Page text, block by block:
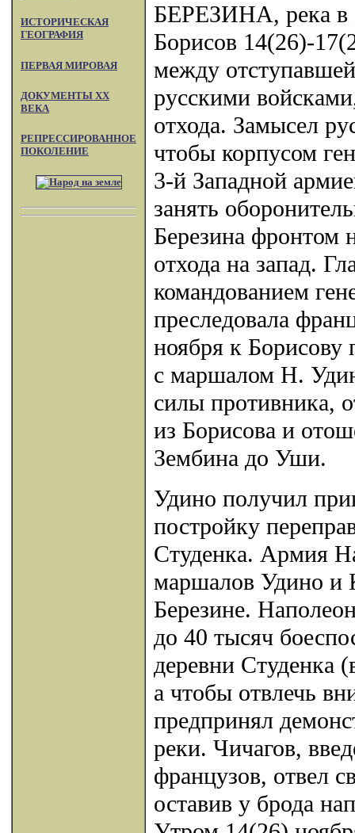
ИСТОРИЧЕСКАЯ
ГЕОГРАФИЯ
ПЕРВАЯ МИРОВАЯ
ДОКУМЕНТЫ XX
ВЕКА
РЕПРЕССИРОВАННОЕ
ПОКОЛЕНИЕ
БЕРЕЗИНА, река в
Борисов 14(26)-
между
русскими
отхода. Замысел
чтобы корпусом
3-й Западной
занять
Березина фронтом
отхода на запад.
командованием
преследовала
ноября к Борисову
с маршалом Н.
силы противника,
из Борисова и
Зембина до Уши.
Удино получил
постройку
Студенка. Армия
маршалов Удино и
Березине.
до 40 тысяч
деревни Студенка
а чтобы отвлечь
предпринял
реки. Чичагов,
французов, отвел
оставив у брода